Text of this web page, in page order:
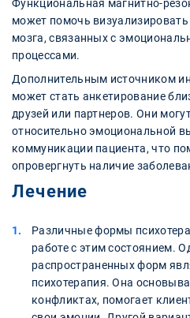
Функциональная магнитно-
может помочь визуализировать
мозга, связанных с
процессами.
Дополнительным источником
может стать анкетирование
друзей или партнеров. Они
относительно эмоциональной
коммуникации пациента, что
опровергнуть наличие
Лечение
Различные формы
работе с этим состоянием.
распространенных форм
психотерапия. Она
конфликтах, помогает